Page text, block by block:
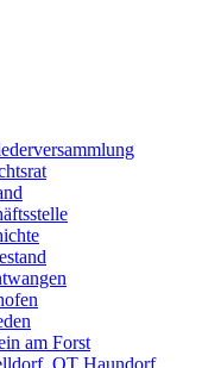
am Forst
OT Haundorf